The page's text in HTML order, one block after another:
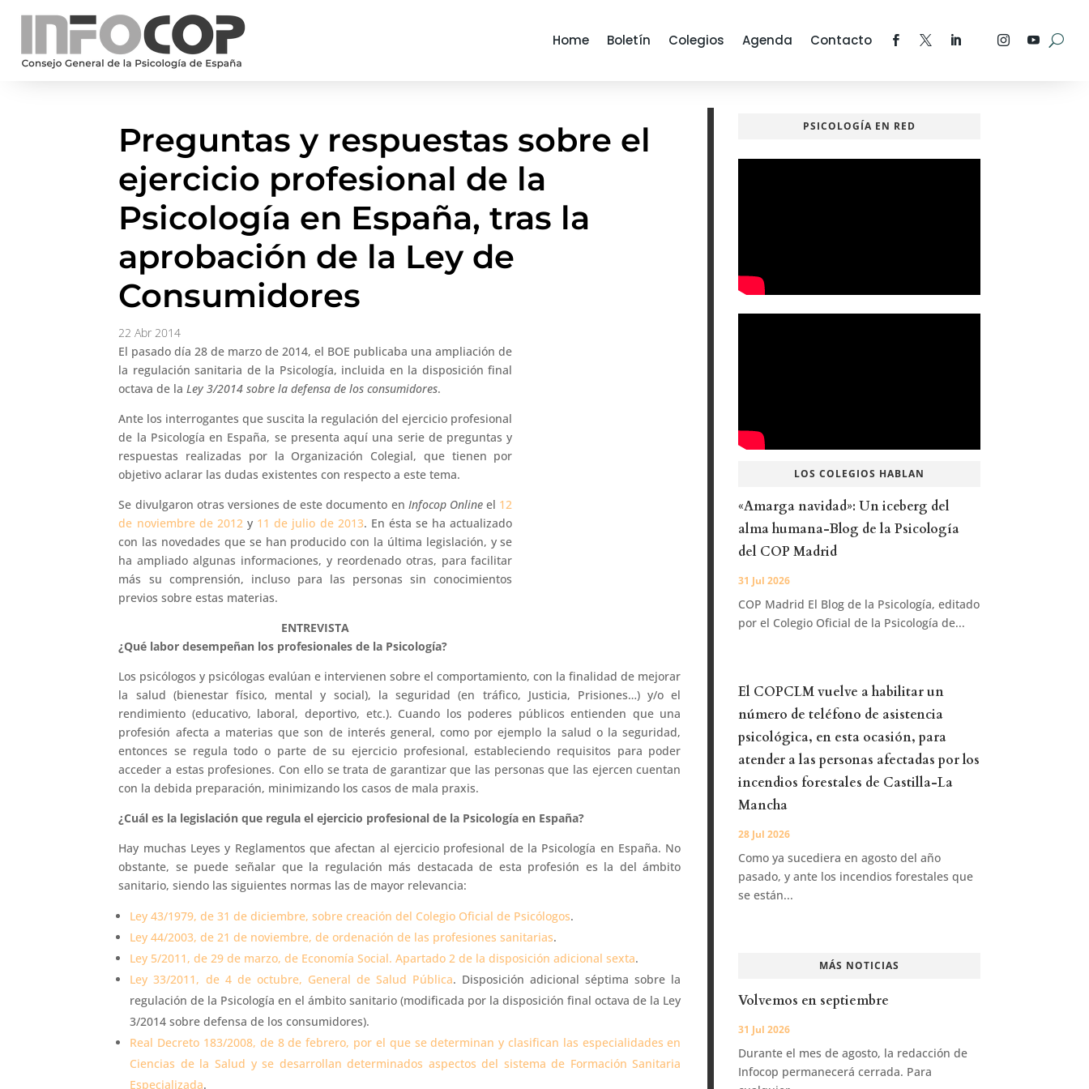
Home Boletín Colegios Agenda Contacto
Preguntas y respuestas sobre el
ejercicio profesional de la
Psicología en España, tras la
aprobación de la Ley de
Consumidores
22 Abr 2014
El pasado día 28 de marzo de 2014, el BOE publicaba una ampliación de
la regulación sanitaria de la Psicología, incluida en la disposición final
octava de laLey 3/2014 sobre la defensa de los consumidores.
Ante los interrogantes que suscita la regulación del ejercicio profesional
de la Psicología en España, se presenta aquí una serie de preguntas y
respuestas realizadas por la Organización Colegial, que tienen por
objetivo aclarar las dudas existentes con respecto a este tema.
Se divulgaron otras versiones de este documento en Infocop Online el 12
de noviembre de 2012 y 11 de julio de 2013. En ésta se ha actualizado
con las novedades que se han producido con la última legislación, y se
ha ampliado algunas informaciones, y reordenado otras, para facilitar
más su comprensión, incluso para las personas sin conocimientos
previos sobre estas materias.
ENTREVISTA
¿Qué labor desempeñan los profesionales de la Psicología?
Los psicólogos y psicólogas evalúan e intervienen sobre el comportamiento, con la finalidad de mejorar
la salud (bienestar físico, mental y social), la seguridad (en tráfico, Justicia, Prisiones…) y/o el
rendimiento (educativo, laboral, deportivo, etc.). Cuando los poderes públicos entienden que una
profesión afecta a materias que son de interés general, como por ejemplo la salud o la seguridad,
entonces se regula todo o parte de su ejercicio profesional, estableciendo requisitos para poder
acceder a estas profesiones. Con ello se trata de garantizar que las personas que las ejercen cuentan
con la debida preparación, minimizando los casos de mala praxis.
¿Cuál es la legislación que regula el ejercicio profesional de la Psicología en España?
Hay muchas Leyes y Reglamentos que afectan al ejercicio profesional de la Psicología en España. No
obstante, se puede señalar que la regulación más destacada de esta profesión es la del ámbito
sanitario, siendo las siguientes normas las de mayor relevancia:
Ley 43/1979, de 31 de diciembre, sobre creación del Colegio Oficial de Psicólogos.
Ley 44/2003, de 21 de noviembre, de ordenación de las profesiones sanitarias.
Ley 5/2011, de 29 de marzo, de Economía Social. Apartado 2 de la disposición adicional sexta.
Ley 33/2011, de 4 de octubre, General de Salud Pública. Disposición adicional séptima sobre la
regulación de la Psicología en el ámbito sanitario (modificada por la disposición final octava de la Ley
3/2014 sobre defensa de los consumidores).
Real Decreto 183/2008, de 8 de febrero, por el que se determinan y clasifican las especialidades en
Ciencias de la Salud y se desarrollan determinados aspectos del sistema de Formación Sanitaria
Especializada.
PSICOLOGÍA EN RED
LOS COLEGIOS HABLAN
«Amarga navidad»: Un iceberg del
alma humana-Blog de la Psicología
del COP Madrid
31 Jul 2026
COP Madrid El Blog de la Psicología, editado
por el Colegio Oficial de la Psicología de...
El COPCLM vuelve a habilitar un
número de teléfono de asistencia
psicológica, en esta ocasión, para
atender a las personas afectadas por los
incendios forestales de Castilla-La
Mancha
28 Jul 2026
Como ya sucediera en agosto del año
pasado, y ante los incendios forestales que
se están...
MÁS NOTICIAS
Volvemos en septiembre
31 Jul 2026
Durante el mes de agosto, la redacción de
Infocop permanecerá cerrada. Para